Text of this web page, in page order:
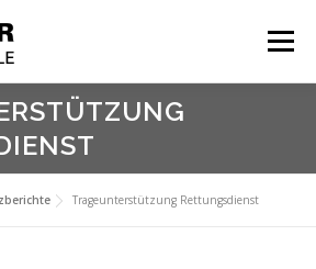
Menü
Trageunterstützung Rettungsdienst